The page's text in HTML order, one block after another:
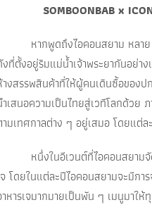
SOMBOONBAB x
ากพูดถึงไอคอนสยาม หลาย ๆ
ที่ตั้งอยู่ริมแม่น้ำเจ้าพระยากันอย่า
งสรรพสินค้าที่ให้ผู้คนเดินซื้อของ
เสนอความเป็นไทยสู่เวทีโลกด้วย
มเทศกาลต่าง ๆ อยู่เสมอ โดยแต่
นึ่งในอีเวนต์ที่ไอคอนสยามจัด
โดยในแต่ละปีไอคอนสยามจะมีกา
หารเจมากมายเป็นพัน ๆ เมนูมา